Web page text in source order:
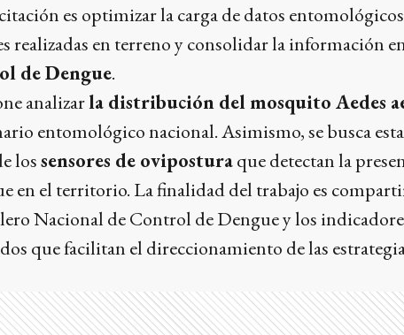
es optimizar la carga de datos
realizadas en terreno y consolidar la información
de Dengue.
analizarla distribución del mosquito Aedes
entomológico nacional. Asimismo, se busca
lossensores de oviposturaque detectan la
en el territorio. La finalidad del trabajo es
Nacional de Control de Dengue y los
que facilitan el direccionamiento de las